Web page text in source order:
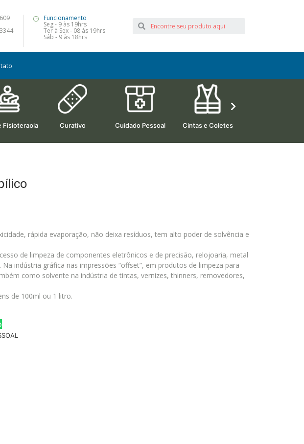
Funcionamento
Seg - 9 às 19hrs
Ter à Sex - 08 às 19hrs
Sáb - 9 às 18hrs
Fisioterapia Curativo Cuidado Pessoal Cintas e Coletes
rápida evaporação, não deixa resíduos, tem alto poder de solvência e
de limpeza de componentes eletrônicos e de precisão, relojoaria, metal
indústria gráfica nas impressões “offset”, em produtos de limpeza para
como solvente na indústria de tintas, vernizes, thinners, removedores,
de 100ml ou 1 litro.